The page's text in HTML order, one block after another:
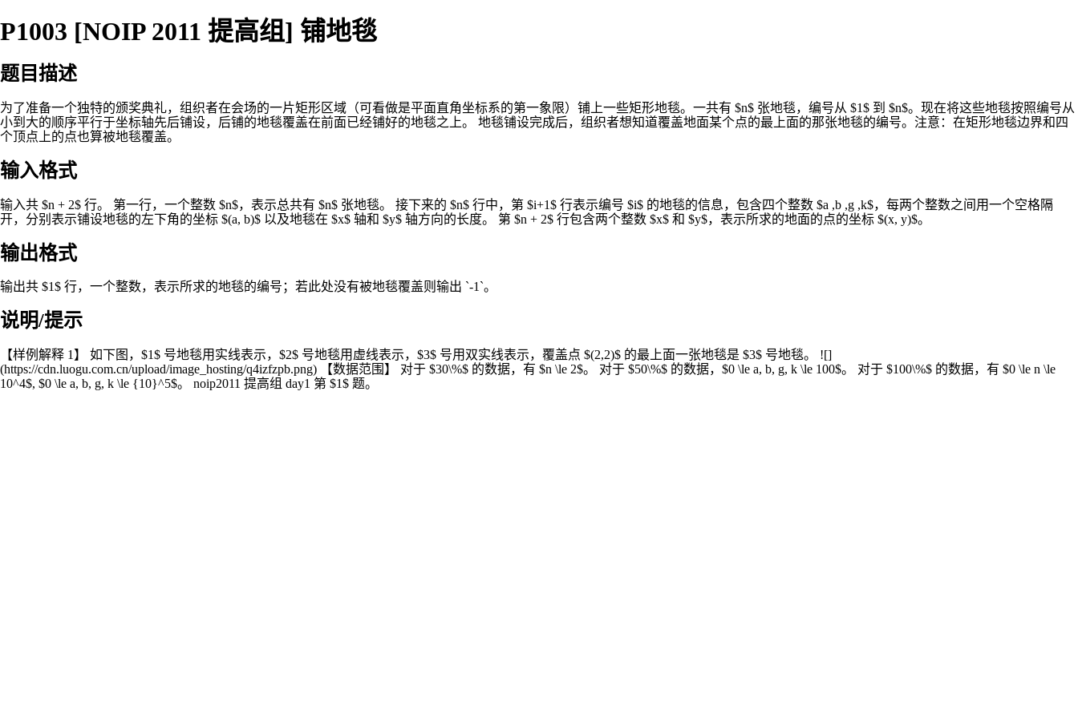
P1003 [NOIP 2011 提高组] 铺地毯
题目描述
为了准备一个独特的颁奖典礼，组织者在会场的一片矩形区域（可看做是平面直角坐标系的第一象限）铺上一些矩形地毯。一共有 $n$ 张地毯，编号从 $1$ 到 $n$。现在将这些地毯按照编号从
小到大的顺序平行于坐标轴先后铺设，后铺的地毯覆盖在前面已经铺好的地毯之上。 地毯铺设完成后，组织者想知道覆盖地面某个点的最上面的那张地毯的编号。注意：在矩形地毯边界和四
个顶点上的点也算被地毯覆盖。
输入格式
输入共 $n + 2$ 行。 第一行，一个整数 $n$，表示总共有 $n$ 张地毯。 接下来的 $n$ 行中，第 $i+1$ 行表示编号 $i$ 的地毯的信息，包含四个整数 $a ,b ,g ,k$，每两个整数之间用一个空格隔
开，分别表示铺设地毯的左下角的坐标 $(a, b)$ 以及地毯在 $x$ 轴和 $y$ 轴方向的长度。 第 $n + 2$ 行包含两个整数 $x$ 和 $y$，表示所求的地面的点的坐标 $(x, y)$。
输出格式
输出共 $1$ 行，一个整数，表示所求的地毯的编号；若此处没有被地毯覆盖则输出 `-1`。
说明/提示
【样例解释 1】 如下图，$1$ 号地毯用实线表示，$2$ 号地毯用虚线表示，$3$ 号用双实线表示，覆盖点 $(2,2)$ 的最上面一张地毯是 $3$ 号地毯。 ![]
(https://cdn.luogu.com.cn/upload/image_hosting/q4izfzpb.png) 【数据范围】 对于 $30\%$ 的数据，有 $n \le 2$。 对于 $50\%$ 的数据，$0 \le a, b, g, k \le 100$。 对于 $100\%$ 的数据，有 $0 \le n \le
10^4$, $0 \le a, b, g, k \le {10}^5$。 noip2011 提高组 day1 第 $1$ 题。